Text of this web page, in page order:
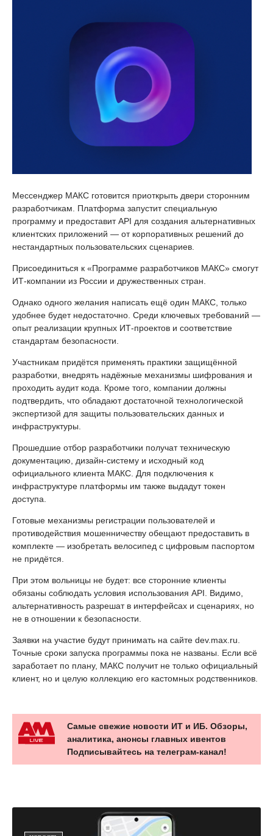
Мессенджер МАКС готовится приоткрыть двери сторонним
разработчикам. Платформа запустит специальную
программу и предоставит API для создания альтернативных
клиентских приложений — от корпоративных решений до
нестандартных пользовательских сценариев.
Присоединиться к «Программе разработчиков МАКС» смогут
ИТ-компании из России и дружественных стран.
Однако одного желания написать ещё один МАКС, только
удобнее будет недостаточно. Среди ключевых требований —
опыт реализации крупных ИТ-проектов и соответствие
стандартам безопасности.
Участникам придётся применять практики защищённой
разработки, внедрять надёжные механизмы шифрования и
проходить аудит кода. Кроме того, компании должны
подтвердить, что обладают достаточной технологической
экспертизой для защиты пользовательских данных и
инфраструктуры.
Прошедшие отбор разработчики получат техническую
документацию, дизайн-систему и исходный код
официального клиента МАКС. Для подключения к
инфраструктуре платформы им также выдадут токен
доступа.
Готовые механизмы регистрации пользователей и
противодействия мошенничеству обещают предоставить в
комплекте — изобретать велосипед с цифровым паспортом
не придётся.
При этом вольницы не будет: все сторонние клиенты
обязаны соблюдать условия использования API. Видимо,
альтернативность разрешат в интерфейсах и сценариях, но
не в отношении к безопасности.
Заявки на участие будут принимать на сайте dev.max.ru.
Точные сроки запуска программы пока не названы. Если всё
заработает по плану, МАКС получит не только официальный
клиент, но и целую коллекцию его кастомных родственников.
Самые свежие новости ИТ и ИБ. Обзоры,
аналитика, анонсы главных ивентов
Подписывайтесь на телеграм-канал!